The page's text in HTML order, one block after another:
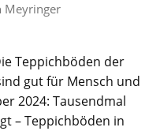
Meyringer
Teppichböden der
gut für Mensch und
2024: Tausendmal
– Teppichböden in